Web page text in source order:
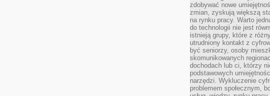
zdobywać nowe
zmian, zyskują większą
na rynku pracy. Warto
do technologii nie jest
istnieją grupy, które z
utrudniony kontakt z
być seniorzy, osoby
skomunikowanych
dochodach lub ci, którzy
podstawowych
narzędzi. Wykluczenie
problemem społecznym,